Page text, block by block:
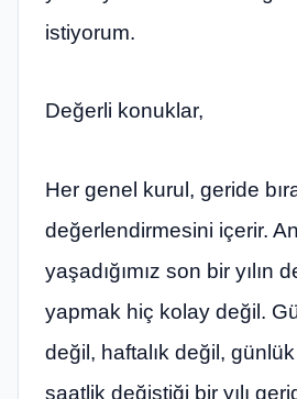
istiyorum.
Değerli konuklar,
Her genel kurul, geride
değerlendirmesini içerir.
yaşadığımız son bir yılın
yapmak hiç kolay değil.
değil, haftalık değil,
saatlik değiştiği bir yılı